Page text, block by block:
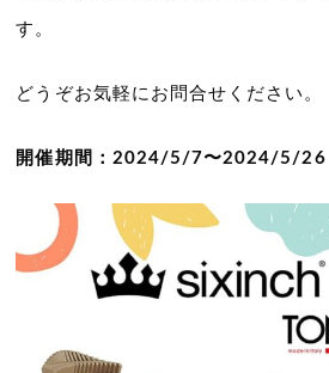
す。
どうぞお気軽にお問合せください。
開催期間：2024/5/7〜2024/5/26